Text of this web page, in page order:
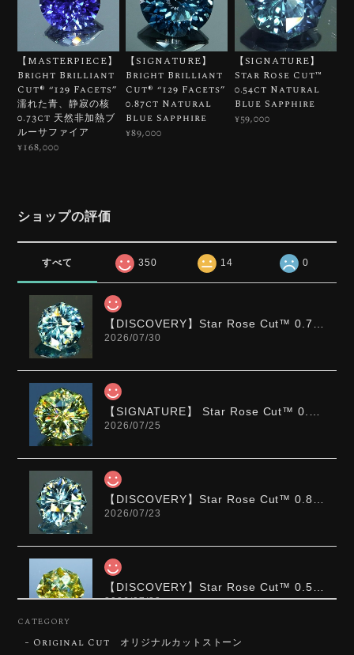
【MASTERPIECE】
Bright Brilliant
Cut®︎ “129 Facets”
濡れた青、静寂の核
0.73ct 天然非加熱ブ
ルーサファイア
¥168,000
【SIGNATURE】
Bright Brilliant
Cut®︎ “129 Facets”
0.87ct Natural
Blue Sapphire
¥89,000
【SIGNATURE】
Star Rose Cut™️
0.54ct Natural
Blue Sapphire
¥59,000
ショップの評価
すべて 350 14 0
2026/07/30
2026/07/25
2026/07/23
2026/07/23
ずっと待ち望んでいたカットを運よく購入できて嬉し
CATEGORY
Original Cut オリジナルカットストーン